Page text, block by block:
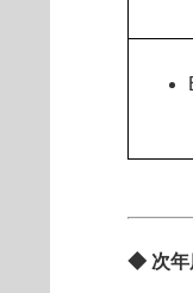
◆ 次年